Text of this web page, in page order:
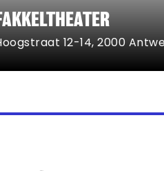
12-14, 2000